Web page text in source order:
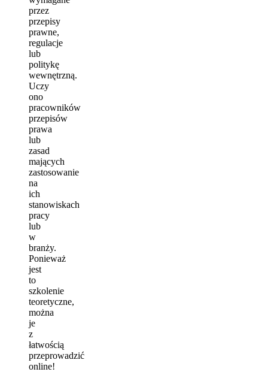
przez
przepisy
prawne,
regulacje
lub
politykę
wewnętrzną.
Uczy
ono
pracowników
przepisów
prawa
lub
zasad
mających
zastosowanie
na
ich
stanowiskach
pracy
lub
w
branży.
Ponieważ
jest
to
szkolenie
teoretyczne,
można
je
z
łatwością
przeprowadzić
online!